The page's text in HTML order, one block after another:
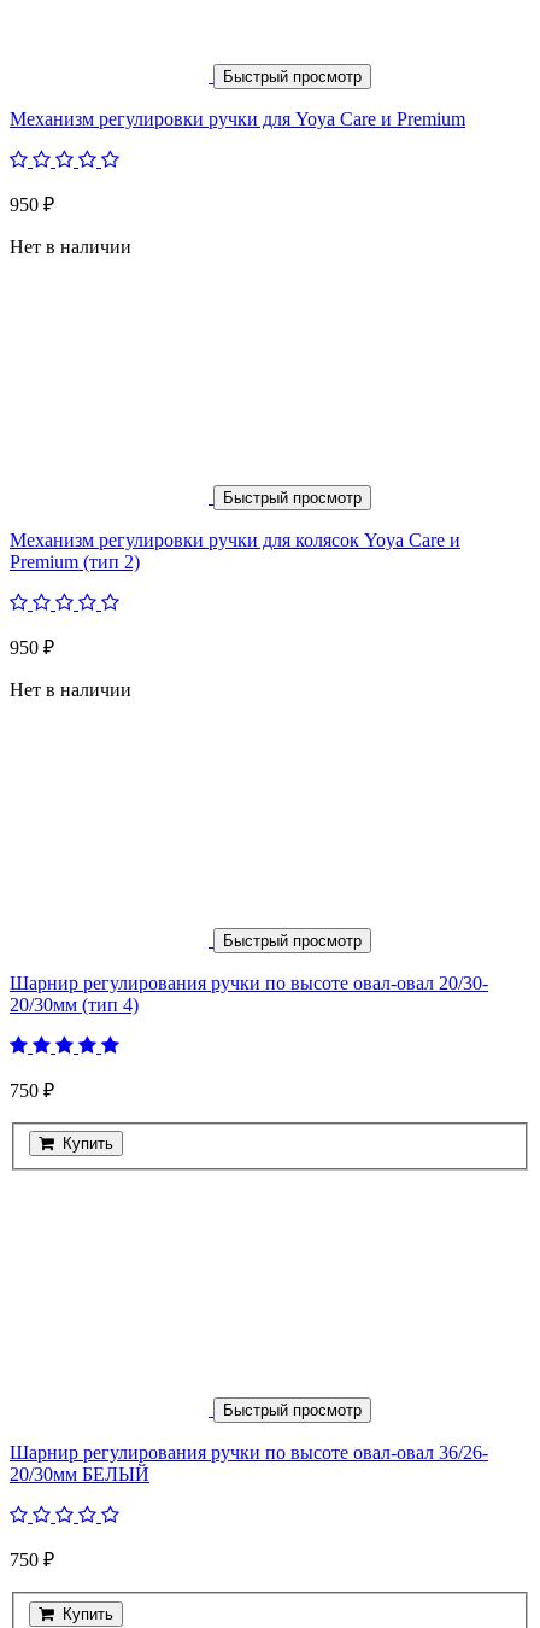
Быстрый просмотр
Механизм регулировки ручки для Yoya Care и Premium
950 ₽
Нет в наличии
Быстрый просмотр
Механизм регулировки ручки для колясок Yoya Care и
Premium (тип 2)
950 ₽
Нет в наличии
Быстрый просмотр
Шарнир регулирования ручки по высоте овал-овал 20/30-
20/30мм (тип 4)
750 ₽
Купить
Быстрый просмотр
Шарнир регулирования ручки по высоте овал-овал 36/26-
20/30мм БЕЛЫЙ
750 ₽
Купить